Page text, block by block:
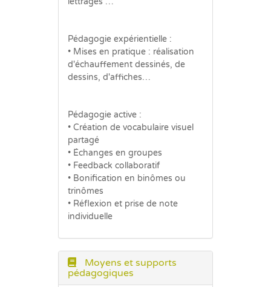
Pédagogie expérientielle :
• Mises en pratique : réalisation
d'échauffement dessinés, de
dessins, d'affiches…
Pédagogie active :
• Création de vocabulaire visuel
partagé
• Échanges en groupes
• Feedback collaboratif
• Bonification en binômes ou
trinômes
• Réflexion et prise de note
individuelle
Moyens et supports
pédagogiques